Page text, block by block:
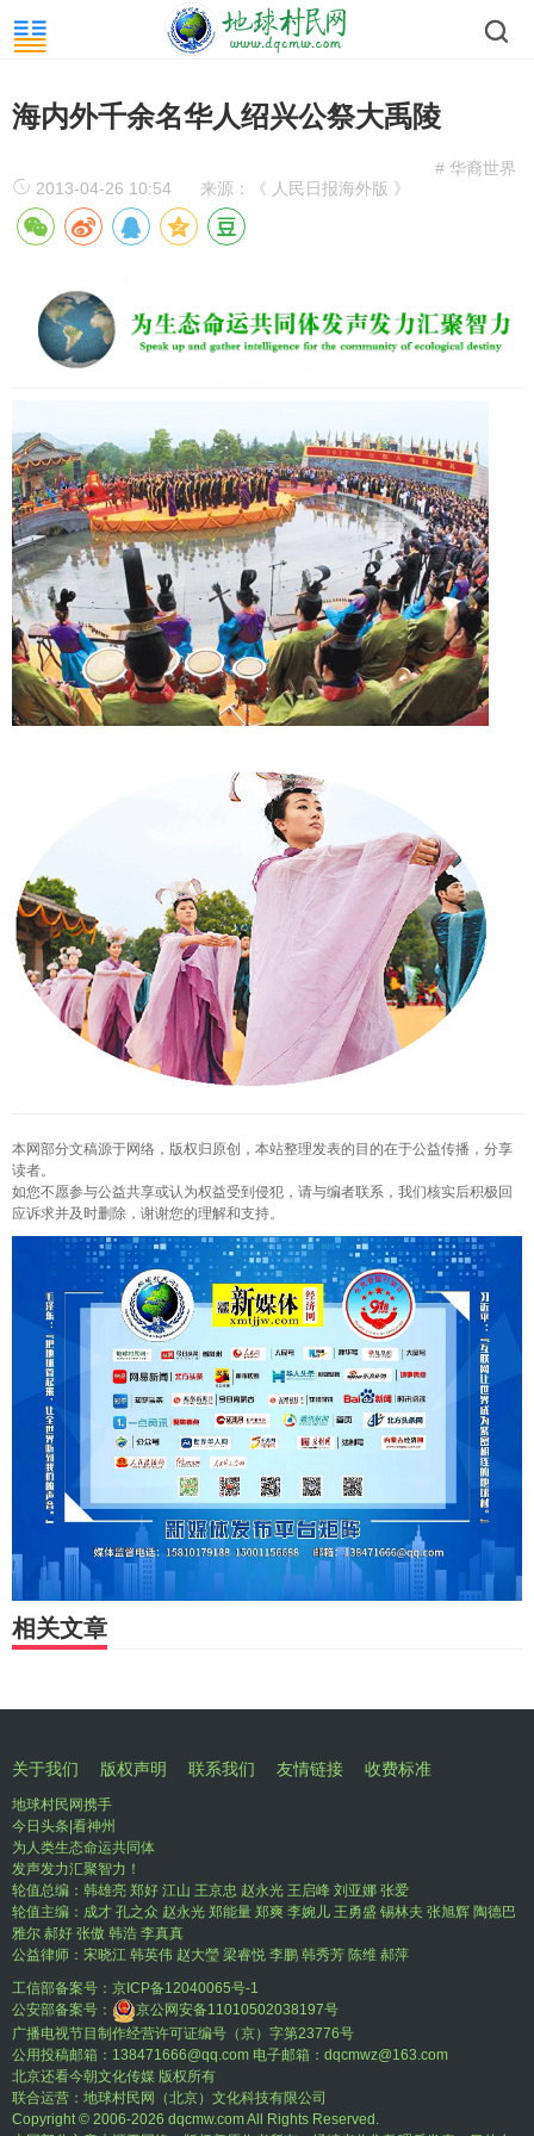
海内外千余名华人绍兴公祭大禹陵
# 华裔世界
2013-04-26 10:54
来源：《 人民日报海外版 》
本网部分文稿源于网络，版权归原创，本站整理发表的目的在于公益传播，分享
读者。
如您不愿参与公益共享或认为权益受到侵犯，请与编者联系，我们核实后积极回
应诉求并及时删除，谢谢您的理解和支持。
相关文章
关于我们 版权声明 联系我们 友情链接 收费标准
地球村民网携手
今日头条|看神州
为人类生态命运共同体
发声发力汇聚智力！
轮值总编：韩雄亮 郑好 江山 王京忠 赵永光 王启峰 刘亚娜 张爱
轮值主编：成才 孔之众 赵永光 郑能量 郑爽 李婉儿 王勇盛 锡林夫 张旭辉 陶德巴
雅尔 郝好 张傲 韩浩 李真真
公益律师：宋晓江 韩英伟 赵大瑩 梁睿悦 李鹏 韩秀芳 陈维 郝萍
工信部备案号： 京ICP备12040065号-1
公安部备案号：
京公网安备11010502038197号
广播电视节目制作经营许可证编号（京）字第23776号
公用投稿邮箱：138471666@qq.com 电子邮箱：dqcmwz@163.com
北京还看今朝文化传媒 版权所有
联合运营：地球村民网（北京）文化科技有限公司
Copyright © 2006-2026 dqcmw.com All Rights Reserved.